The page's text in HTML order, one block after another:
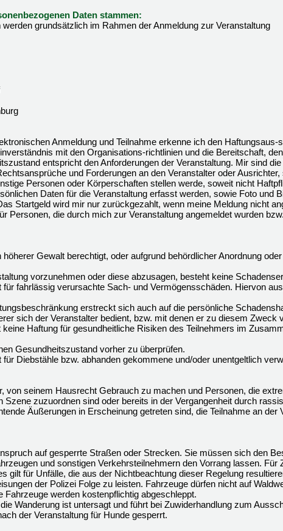
Daten stammen:
grundsätzlich im Rahmen der Anmeldung zur Veranstaltung
Anmeldung und Teilnahme erkenne ich den
mit den Organisations-richtlinien und die Bereitschaft,
entspricht den Anforderungen der Veranstaltung. Mir sind
und Forderungen an den Veranstalter oder
Personen oder Körperschaften stellen werde, soweit nicht
Daten für die Veranstaltung erfasst werden, sowie Foto und
Startgeld wird mir nur zurückgezahlt, wenn meine Meldung nicht
Personen, die durch mich zur Veranstaltung angemeldet wurden
Gewalt berechtigt, oder aufgrund behördlicher Anordnung
vorzunehmen oder diese abzusagen, besteht keine
für fahrlässig verursachte Sach- und Vermögensschäden. Hiervon
erstreckt sich auch auf die persönliche
sich der Veranstalter bedient, bzw. mit denen er zu diesem Zweck
Haftung für gesundheitliche Risiken des Teilnehmers im
Gesundheitszustand vorher zu überprüfen.
Diebstähle bzw. abhanden gekommene und/oder unentgeltlich
von seinem Hausrecht Gebrauch zu machen und Personen, die
Szene zuzuordnen sind oder bereits in der Vergangenheit durch
Äußerungen in Erscheinung getreten sind, die Teilnahme an
auf gesperrte Straßen oder Strecken. Sie müssen sich den
und sonstigen Verkehrsteilnehmern den Vorrang lassen. Für
gilt für Unfälle, die aus der Nichtbeachtung dieser Regelung
der Polizei Folge zu leisten. Fahrzeuge dürfen nicht auf
Fahrzeuge werden kostenpflichtig abgeschleppt.
Wanderung ist untersagt und führt bei Zuwiderhandlung zum
der Veranstaltung für Hunde gesperrt.